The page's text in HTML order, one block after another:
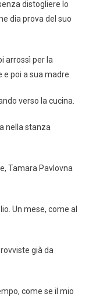
distogliere lo
dia prova del suo
arrossì per la
poi a sua madre.
verso la cucina.
nella stanza
Tamara Pavlovna
Un mese, come al
già da
come se il mio